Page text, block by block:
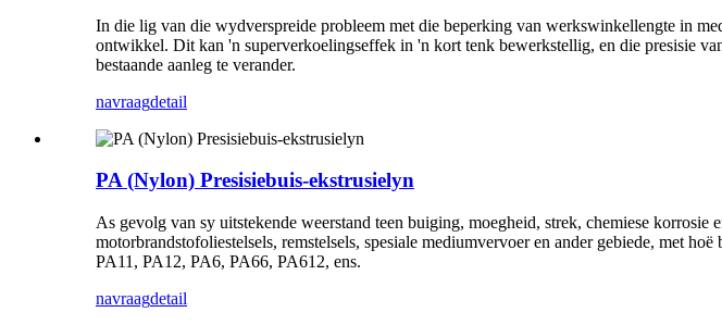
In die lig van die wydverspreide probleem met die beperking van werkswinkellengte in
ontwikkel. Dit kan 'n superverkoelingseffek in 'n kort tenk bewerkstellig, en die presisie
bestaande aanleg te verander.
navraagdetail
PA (Nylon) Presisiebuis-ekstrusielyn
As gevolg van sy uitstekende weerstand teen buiging, moegheid, strek, chemiese
motorbrandstofoliestelsels, remstelsels, spesiale mediumvervoer en ander gebiede, met
PA11, PA12, PA6, PA66, PA612, ens.
navraagdetail